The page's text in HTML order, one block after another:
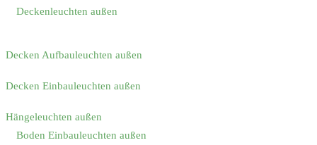
Deckenleuchten außen
Decken Aufbauleuchten außen
Decken Einbauleuchten außen
Hängeleuchten außen
Boden Einbauleuchten außen